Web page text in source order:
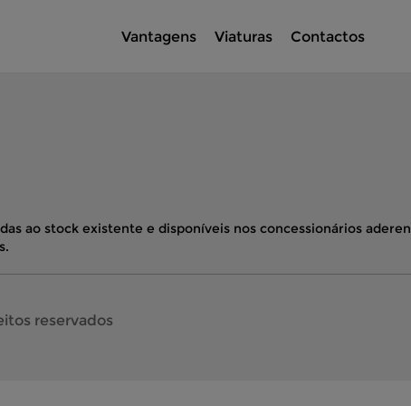
Vantagens Viaturas Contactos
ao stock existente e disponíveis nos concessionários
reservados